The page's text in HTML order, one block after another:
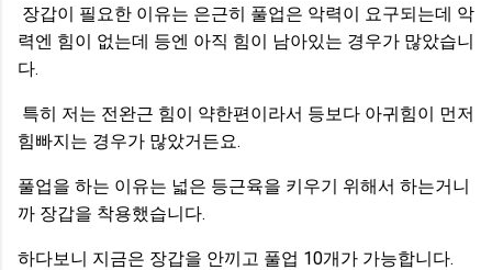
장갑이 필요한 이유는 은근히 풀업은 악력이 요구되는데 악
력엔 힘이 없는데 등엔 아직 힘이 남아있는 경우가 많았습니
다.
특히 저는 전완근 힘이 약한편이라서 등보다 아귀힘이 먼저
힘빠지는 경우가 많았거든요.
풀업을 하는 이유는 넓은 등근육을 키우기 위해서 하는거니
까 장갑을 착용했습니다.
하다보니 지금은 장갑을 안끼고 풀업 10개가 가능합니다.